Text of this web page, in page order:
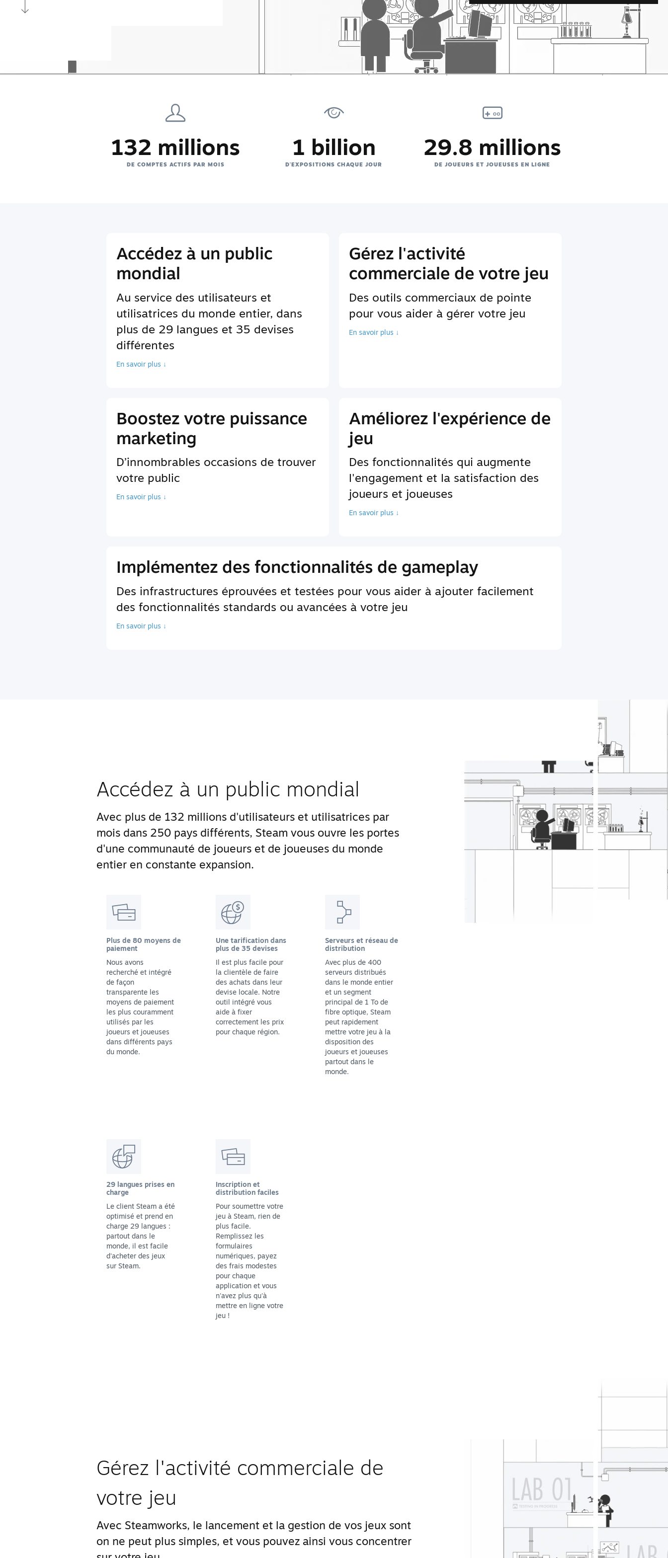
132 millions
DE COMPTES ACTIFS PAR MOIS
1 billion
D'EXPOSITIONS CHAQUE JOUR
29.8 millions
DE JOUEURS ET JOUEUSES EN LIGNE
Accédez à un public
mondial
Au service des utilisateurs et
utilisatrices du monde entier, dans
plus de 29 langues et 35 devises
différentes
En savoir plus ↓
Gérez l'activité
commerciale de votre jeu
Des outils commerciaux de pointe
pour vous aider à gérer votre jeu
En savoir plus ↓
Boostez votre puissance
marketing
D’innombrables occasions de trouver
votre public
En savoir plus ↓
Améliorez l'expérience de
jeu
Des fonctionnalités qui augmente
l'engagement et la satisfaction des
joueurs et joueuses
En savoir plus ↓
Implémentez des fonctionnalités de gameplay
Des infrastructures éprouvées et testées pour vous aider à ajouter facilement
des fonctionnalités standards ou avancées à votre jeu
En savoir plus ↓
Accédez à un public mondial
Avec plus de 132 millions d'utilisateurs et utilisatrices par
mois dans 250 pays différents, Steam vous ouvre les portes
d'une communauté de joueurs et de joueuses du monde
entier en constante expansion.
Plus de 80 moyens de
paiement
Nous avons
recherché et intégré
de façon
transparente les
moyens de paiement
les plus couramment
utilisés par les
joueurs et joueuses
dans différents pays
du monde.
Une tarification dans
plus de 35 devises
Il est plus facile pour
la clientèle de faire
des achats dans leur
devise locale. Notre
outil intégré vous
aide à fixer
correctement les prix
pour chaque région.
Serveurs et réseau de
distribution
Avec plus de 400
serveurs distribués
dans le monde entier
et un segment
principal de 1 To de
fibre optique, Steam
peut rapidement
mettre votre jeu à la
disposition des
joueurs et joueuses
partout dans le
monde.
29 langues prises en
charge
Le client Steam a été
optimisé et prend en
charge 29 langues :
partout dans le
monde, il est facile
d'acheter des jeux
sur Steam.
Inscription et
distribution faciles
Pour soumettre votre
jeu à Steam, rien de
plus facile.
Remplissez les
formulaires
numériques, payez
des frais modestes
pour chaque
application et vous
n'avez plus qu'à
mettre en ligne votre
jeu !
Gérez l'activité commerciale de
votre jeu
Avec Steamworks, le lancement et la gestion de vos jeux sont
on ne peut plus simples, et vous pouvez ainsi vous concentrer